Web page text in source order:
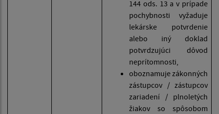
144 ods. 13 a v prípade
pochybnosti vyžaduje
lekárske potvrdenie
alebo iný doklad
potvrdzujúci dôvod
neprítomnosti,
oboznamuje zákonných
zástupcov / zástupcov
zariadení / plnoletých
žiakov so spôsobom